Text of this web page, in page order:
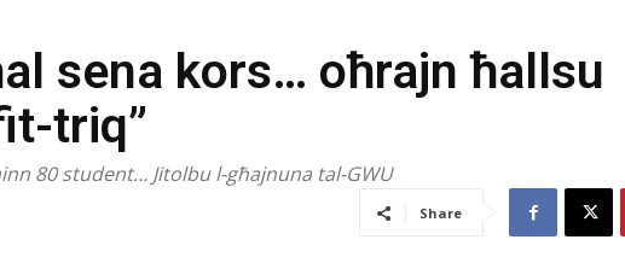
sena kors… oħrajn ħallsu
triq”
80 student… Jitolbu l-għajnuna tal-GWU
Share